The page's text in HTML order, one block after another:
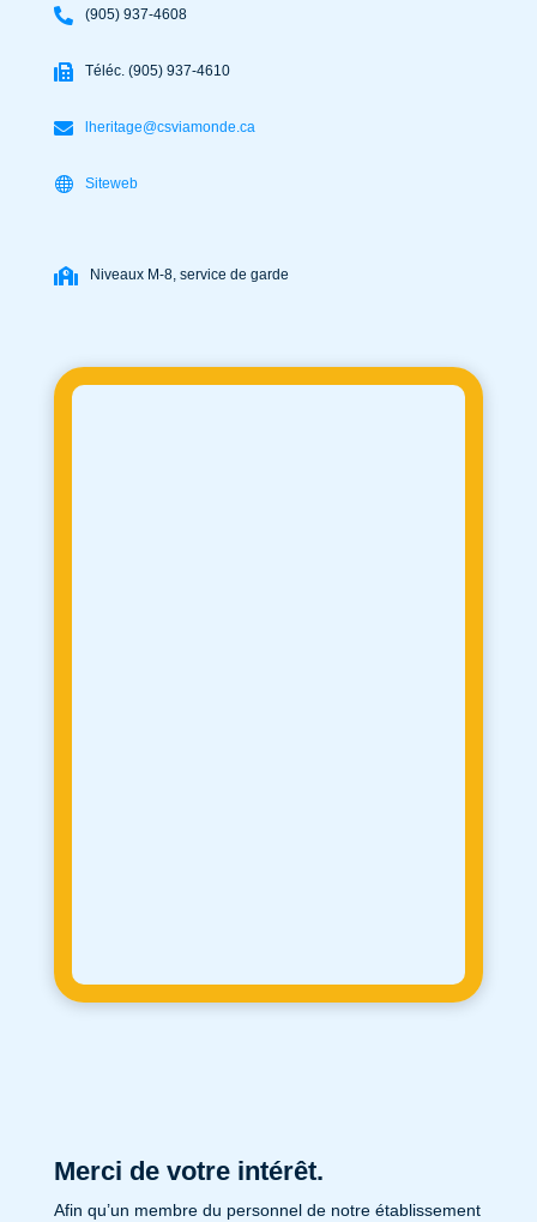
(905) 937-4608
Téléc. (905) 937-4610
lheritage@csviamonde.ca
Siteweb
Niveaux M-8, service de garde
Merci de votre intérêt.
Afin qu’un membre du personnel de notre établissement